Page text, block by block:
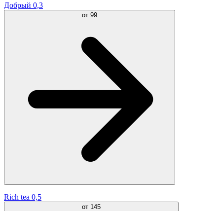
Добрый 0,3
от 99
Rich tea 0,5
от 145